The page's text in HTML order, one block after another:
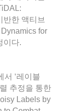
반한 액티브
for
이다.
‘레이블
추정을 통한
Labels by